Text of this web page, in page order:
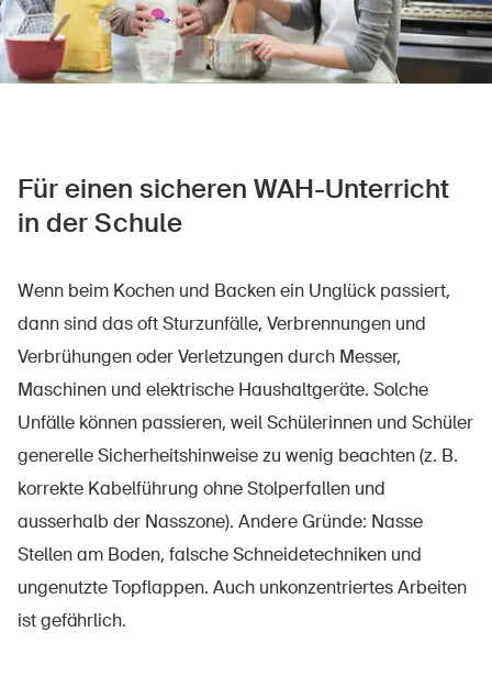
Für einen sicheren WAH-Unterricht
in der Schule
Wenn beim Kochen und Backen ein Unglück passiert,
dann sind das oft Sturzunfälle, Verbrennungen und
Verbrühungen oder Verletzungen durch Messer,
Maschinen und elektrische Haushaltgeräte. Solche
Unfälle können passieren, weil Schülerinnen und Schüler
generelle Sicherheitshinweise zu wenig beachten (z. B.
korrekte Kabelführung ohne Stolperfallen und
ausserhalb der Nasszone). Andere Gründe: Nasse
Stellen am Boden, falsche Schneidetechniken und
ungenutzte Topflappen. Auch unkonzentriertes Arbeiten
ist gefährlich.